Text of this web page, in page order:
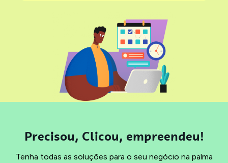
Precisou, Clicou, empreendeu!
Tenha todas as soluções para o seu negócio na palma